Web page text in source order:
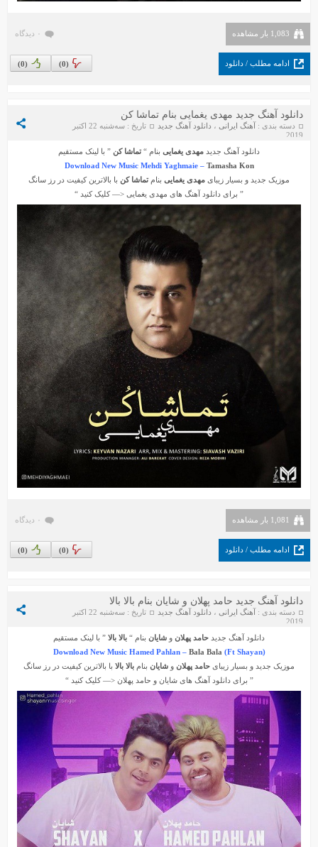
1,083 بار مشاهده ۰ دیدگاه
ادامه مطلب / دانلود (
0
) (
0
)
دانلود آهنگ جدید مهدی یغمایی بنام تماشا کن
دسته بندی :آهنگ ایرانی ، دانلود آهنگ جدید
تاریخ : سه‌شنبه 22 اکتبر
2019
دانلود آهنگ جدید مهدی یغمایی بنام “ تماشا کن ” با لینک مستقیم
Download New Music Mehdi Yaghmaie – Tamasha Kon
موزیک جدید و بسیار زیبای مهدی یغمایی بنام تماشا کن با بالاترین کیفیت در رز سانگ
” برای دانلود آهنگ های مهدی یغمایی <— کلیک کنید “
1,081 بار مشاهده ۰ دیدگاه
ادامه مطلب / دانلود (
0
) (
0
)
دانلود آهنگ جدید حامد پهلان و شایان بنام بالا بالا
دسته بندی : آهنگ ایرانی ، دانلود آهنگ جدید
تاریخ : سه‌شنبه 22 اکتبر
2019
دانلود آهنگ جدید حامد پهلان و شایان بنام “ بالا بالا ” با لینک مستقیم
Download New Music Hamed Pahlan – Bala Bala (Ft Shayan)
موزیک جدید و بسیار زیبای حامد پهلان و شایان بنام بالا بالا با بالاترین کیفیت در رز سانگ
” برای دانلود آهنگ هایشایان و حامد پهلان <— کلیک کنید “